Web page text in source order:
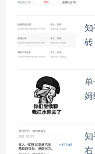
知
砖
单
姆
知
右